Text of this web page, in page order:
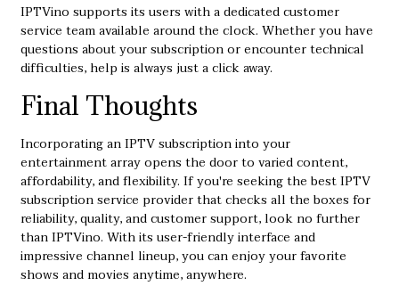
IPTVino supports its users with a dedicated customer
service team available around the clock. Whether you have
questions about your subscription or encounter technical
difficulties, help is always just a click away.
Final Thoughts
Incorporating an IPTV subscription into your
entertainment array opens the door to varied content,
affordability, and flexibility. If you're seeking the best IPTV
subscription service provider that checks all the boxes for
reliability, quality, and customer support, look no further
than IPTVino. With its user-friendly interface and
impressive channel lineup, you can enjoy your favorite
shows and movies anytime, anywhere.